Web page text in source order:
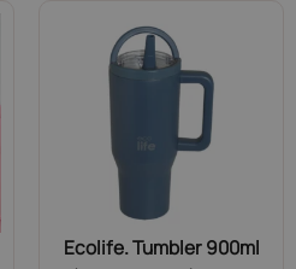
Ecolife. Tumbler 900ml